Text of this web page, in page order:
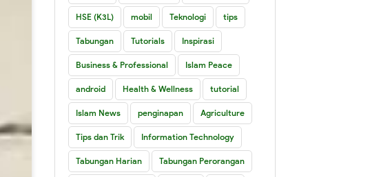
HSE (K3L) mobil Teknologi tips
Tabungan Tutorials Inspirasi
Business & Professional Islam Peace
android Health & Wellness tutorial
Islam News penginapan Agriculture
Tips dan Trik Information Technology
Tabungan Harian Tabungan Perorangan